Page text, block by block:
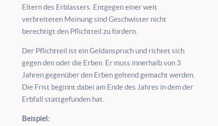
Eltern des Erblassers. Entgegen einer weit
verbreiteten Meinung sind Geschwister nicht
berechtigt den Pflichtteil zu fordern.
Der Pflichtteil ist ein Geldanspruch und richtet sich
gegen den oder die Erben. Er muss innerhalb von 3
Jahren gegenüber den Erben geltend gemacht werden.
Die Frist beginnt dabei am Ende des Jahres in dem der
Erbfall stattgefunden hat.
Beispiel: